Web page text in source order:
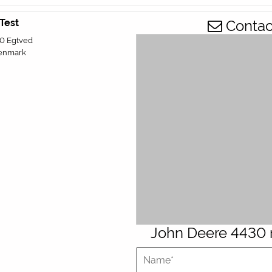
Egtved
John Deere